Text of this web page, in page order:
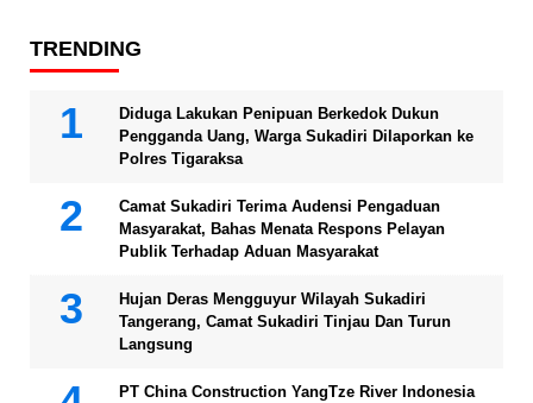
TRENDING
Diduga Lakukan Penipuan Berkedok Dukun
Pengganda Uang, Warga Sukadiri Dilaporkan ke
Polres Tigaraksa
Camat Sukadiri Terima Audensi Pengaduan
Masyarakat, Bahas Menata Respons Pelayan
Publik Terhadap Aduan Masyarakat
Hujan Deras Mengguyur Wilayah Sukadiri
Tangerang, Camat Sukadiri Tinjau Dan Turun
Langsung
PT China Construction YangTze River Indonesia